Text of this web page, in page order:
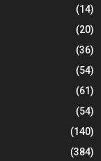
(14)
(20)
(36)
(54)
(61)
(54)
(140)
(384)